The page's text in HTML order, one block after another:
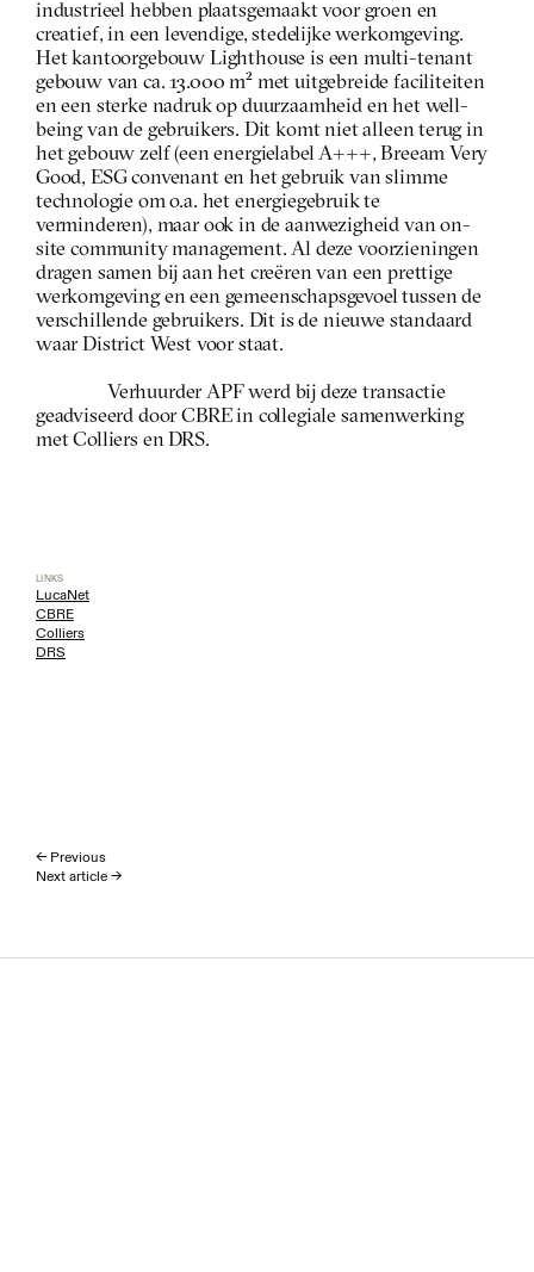
industrieel hebben plaatsgemaakt voor groen en
creatief, in een levendige, stedelijke werkomgeving.
Het kantoorgebouw Lighthouse is een multi-tenant
gebouw van ca. 13.000 m² met uitgebreide faciliteiten
en een sterke nadruk op duurzaamheid en het well-
being van de gebruikers. Dit komt niet alleen terug in
het gebouw zelf (een energielabel A+++, Breeam Very
Good, ESG convenant en het gebruik van slimme
technologie om o.a. het energiegebruik te
verminderen), maar ook in de aanwezigheid van on-
site community management. Al deze voorzieningen
dragen samen bij aan het creëren van een prettige
werkomgeving en een gemeenschapsgevoel tussen de
verschillende gebruikers. Dit is de nieuwe standaard
waar District West voor staat.
Verhuurder APF werd bij deze transactie
geadviseerd door CBRE in collegiale samenwerking
met Colliers en DRS.
LINKS
LucaNet
CBRE
Colliers
DRS
← Previous
Next article →